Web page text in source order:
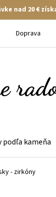
nad 20 €
Doprava
podľa kameňa
- zirkóny